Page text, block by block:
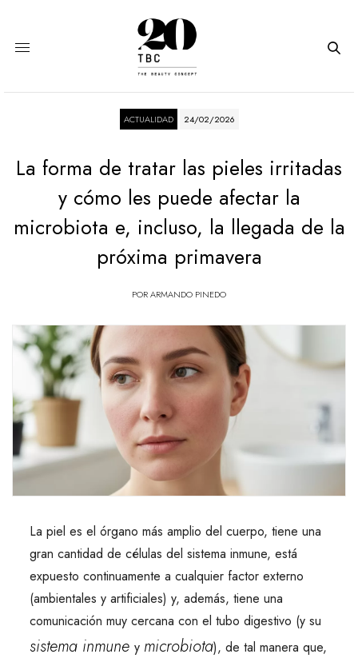
ACTUALIDAD 24/02/2026
La forma de tratar las pieles irritadas
y cómo les puede afectar la
microbiota e, incluso, la llegada de la
próxima primavera
PORARMANDO PINEDO
La piel es el órgano más amplio del cuerpo, tiene una
gran cantidad de células del sistema inmune, está
expuesto continuamente a cualquier factor externo
(ambientales y artificiales) y, además, tiene una
comunicación muy cercana con el tubo digestivo (y su
sistema inmune y microbiota), de tal manera que,